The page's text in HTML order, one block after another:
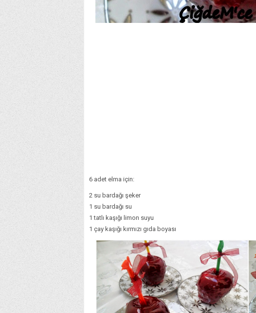
6 adet elma için:
2 su bardağı şeker
1 su bardağı su
1 tatlı kaşığı limon suyu
1 çay kaşığı kırmızı gıda boyası